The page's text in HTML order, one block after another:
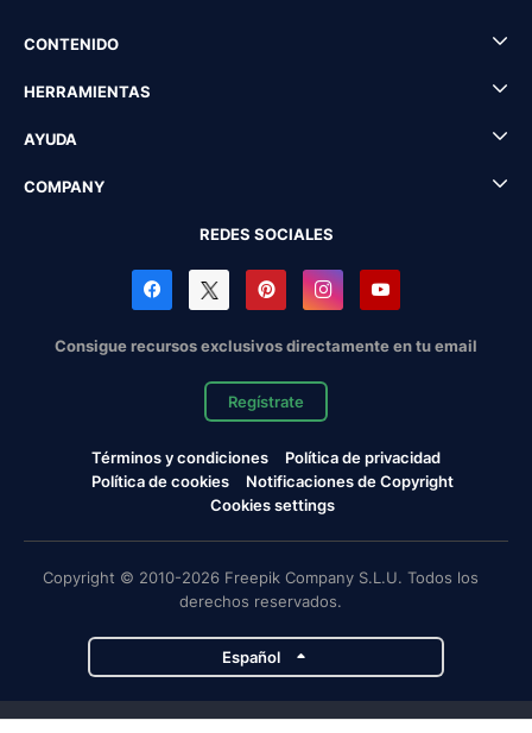
CONTENIDO
HERRAMIENTAS
AYUDA
COMPANY
REDES SOCIALES
Consigue recursos exclusivos directamente en tu email
Regístrate
Términos y condiciones
Política de privacidad
Política de cookies
Notificaciones de Copyright
Cookies settings
Copyright © 2010-2026 Freepik Company S.L.U. Todos los
derechos reservados.
Español